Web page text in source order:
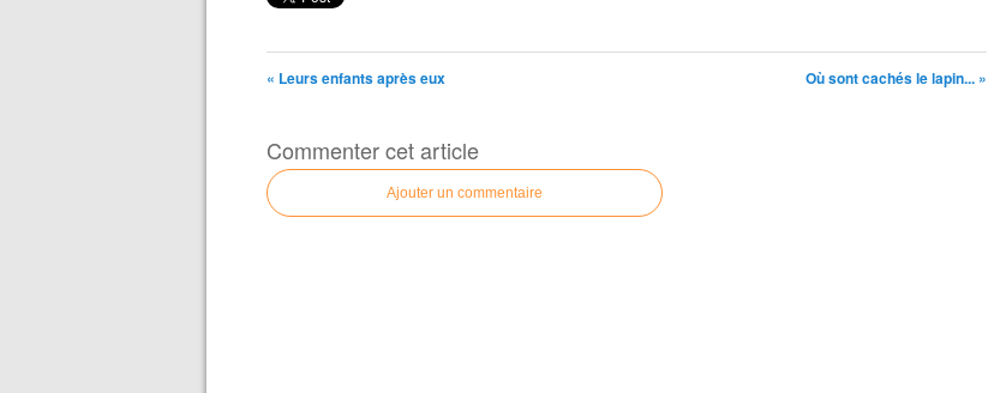
« Leurs enfants après eux Où sont cachés le lapin... »
Commenter cet article
Ajouter un commentaire